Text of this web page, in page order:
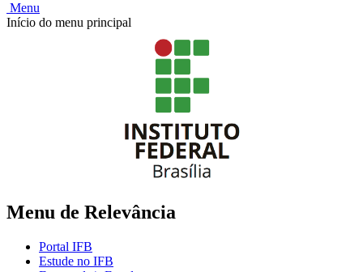
Menu
Início do menu principal
Menu de Relevância
Portal IFB
Estude no IFB